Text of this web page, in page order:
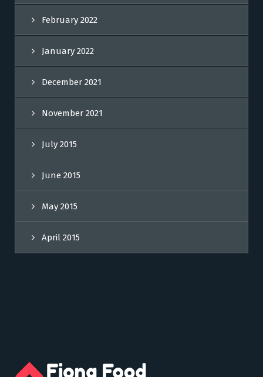
February 2022
January 2022
December 2021
November 2021
July 2015
June 2015
May 2015
April 2015